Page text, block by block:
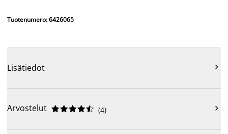
Tuotenumero: 6426065
Lisätiedot 
Arvostelut 




 (4) 